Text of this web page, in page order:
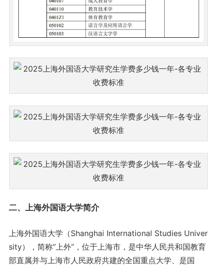
二、上海外国语大学简介
上海外国语大学（Shanghai International Studies Univer
sity），简称“上外”，位于上海市，是中华人民共和国教育
部直属并与上海市人民政府共建的全国重点大学、是国